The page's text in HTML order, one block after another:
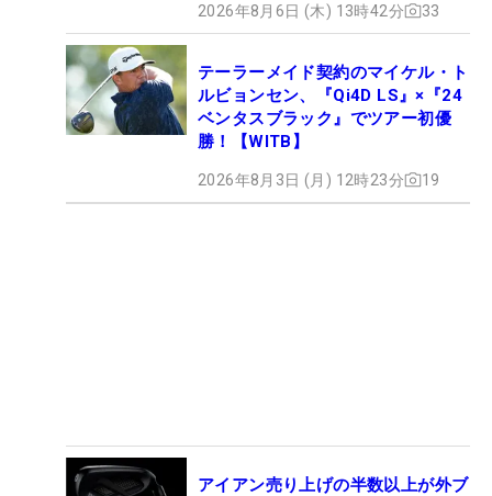
2026年8月6日 (木) 13時42分 33
テーラーメイド契約のマイケル・ト
ルビョンセン、『Qi4D LS』×『24
ベンタスブラック』でツアー初優
勝！【WITB】
2026年8月3日 (月) 12時23分 19
アイアン売り上げの半数以上が外ブ